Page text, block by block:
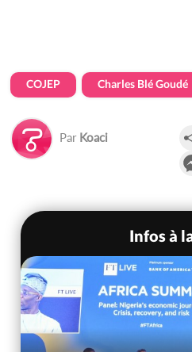
COJEP Charles Blé Goudé
Par Koaci
Infos à